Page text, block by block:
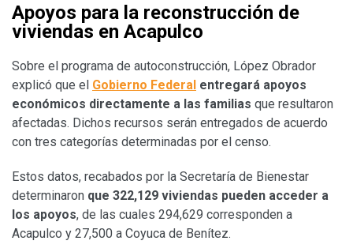
Apoyos para la reconstrucción de
viviendas en Acapulco
Sobre el programa de autoconstrucción, López Obrador
explicó que el Gobierno Federal entregará apoyos
económicos directamente a las familias que resultaron
afectadas. Dichos recursos serán entregados de acuerdo
con tres categorías determinadas por el censo.
Estos datos, recabados por la Secretaría de Bienestar
determinaron que 322,129 viviendas pueden acceder a
los apoyos, de las cuales 294,629 corresponden a
Acapulco y 27,500 a Coyuca de Benítez.